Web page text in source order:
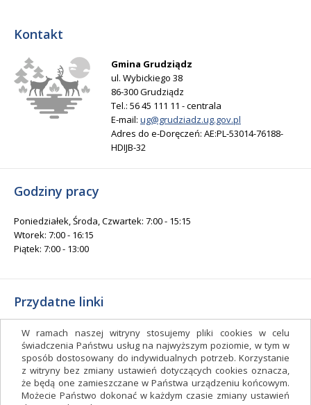
W ramach naszej witryny stosujemy pliki cookies w celu
świadczenia Państwu usług na najwyższym poziomie, w tym w
sposób dostosowany do indywidualnych potrzeb. Korzystanie
z witryny bez zmiany ustawień dotyczących cookies oznacza,
że będą one zamieszczane w Państwa urządzeniu końcowym.
Możecie Państwo dokonać w każdym czasie zmiany ustawień
Kontakt
Gmina Grudziądz
ul. Wybickiego 38
86-300 Grudziądz
Tel.: 56 45 111 11 - centrala
E-mail: ug@grudziadz.ug.gov.pl
Adres do e-Doręczeń: AE:PL-53014-76188-
HDIJB-32
Godziny pracy
Poniedziałek, Środa, Czwartek: 7:00 - 15:15
Wtorek: 7:00 - 16:15
Piątek: 7:00 - 13:00
Przydatne linki
Gminny Ośrodek Kultury i Sportu
Gminna Biblioteka Publiczna
facebook.com/gminagrudziadz
Deklaracja dostępności
Facebook